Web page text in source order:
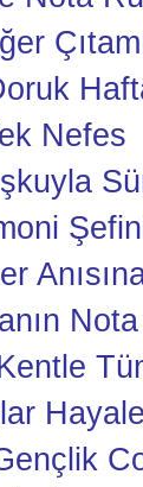
Nefes
Anısına